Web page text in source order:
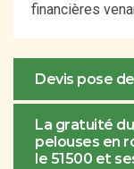
financières
Devis pose
La gratuité
pelouses en
le 51500 et